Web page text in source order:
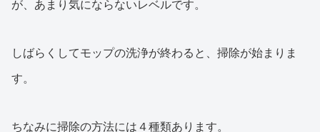
が、あまり気にならないレベルです。
しばらくしてモップの洗浄が終わると、掃除が始まりま
す。
ちなみに掃除の方法には４種類あります。